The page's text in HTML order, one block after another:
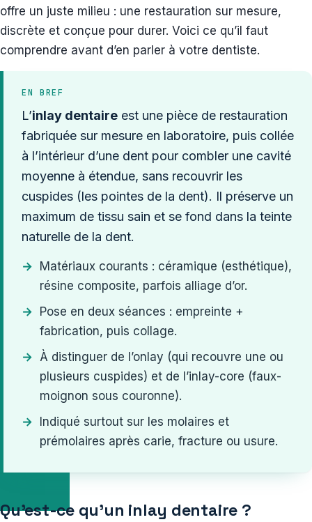
offre un juste milieu : une restauration sur mesure,
discrète et conçue pour durer. Voici ce qu’il faut
comprendre avant d’en parler à votre dentiste.
EN BREF
L’inlay dentaire est une pièce de restauration
fabriquée sur mesure en laboratoire, puis collée
à l’intérieur d’une dent pour combler une cavité
moyenne à étendue, sans recouvrir les
cuspides (les pointes de la dent). Il préserve un
maximum de tissu sain et se fond dans la teinte
naturelle de la dent.
Matériaux courants : céramique (esthétique),
résine composite, parfois alliage d’or.
Pose en deux séances : empreinte +
fabrication, puis collage.
À distinguer de l’onlay (qui recouvre une ou
plusieurs cuspides) et de l’inlay-core (faux-
moignon sous couronne).
Indiqué surtout sur les molaires et
prémolaires après carie, fracture ou usure.
Qu’est-ce qu’un inlay dentaire ?